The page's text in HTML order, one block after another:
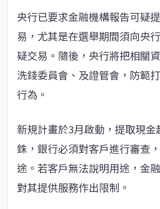
央行已要求金融機構報告可疑
易，尤其是在選舉期間須向央
疑交易。隨後，央行將把相關
洗錢委員會、及證管會，防範
行為。
新規計畫於3月啟動，提取現金
銖，銀行必須對客戶進行審查
途。若客戶無法說明用途，金
對其提供服務作出限制。